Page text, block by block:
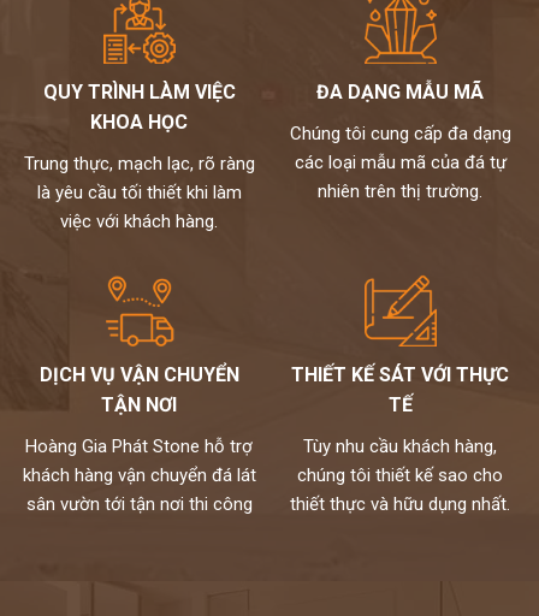
QUY TRÌNH LÀM VIỆC
KHOA HỌC
Trung thực, mạch lạc, rõ ràng
là yêu cầu tối thiết khi làm
việc với khách hàng.
ĐA DẠNG MẪU MÃ
Chúng tôi cung cấp đa dạng
các loại mẫu mã của đá tự
nhiên trên thị trường.
DỊCH VỤ VẬN CHUYỂN
TẬN NƠI
Hoàng Gia Phát Stone hỗ trợ
khách hàng vận chuyển đá lát
sân vườn tới tận nơi thi công
THIẾT KẾ SÁT VỚI THỰC
TẾ
Tùy nhu cầu khách hàng,
chúng tôi thiết kế sao cho
thiết thực và hữu dụng nhất.